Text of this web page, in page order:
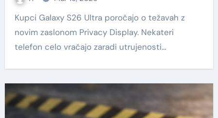
Kupci Galaxy S26 Ultra poročajo o težavah z
novim zaslonom Privacy Display. Nekateri
telefon celo vračajo zaradi utrujenosti…